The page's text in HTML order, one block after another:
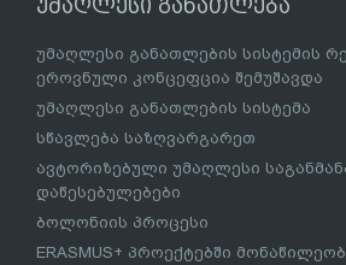
უმაღლესი განათლება
უმაღლესი განათლების სისტემის
ეროვნული კონცეფცია შემუშავდა
უმაღლესი განათლების სისტემა
სწავლება საზღვარგარეთ
ავტორიზებული უმაღლესი
დაწესებულებები
ბოლონიის პროცესი
ERASMUS+ პროექტებში